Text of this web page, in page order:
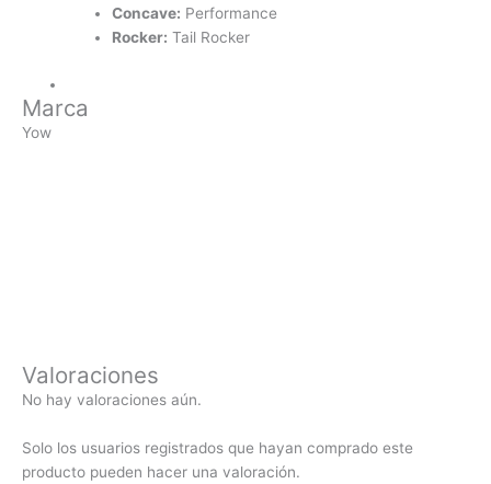
Concave: Performance
Rocker: Tail Rocker
Marca
Yow
Valoraciones
No hay valoraciones aún.
Solo los usuarios registrados que hayan comprado este
producto pueden hacer una valoración.